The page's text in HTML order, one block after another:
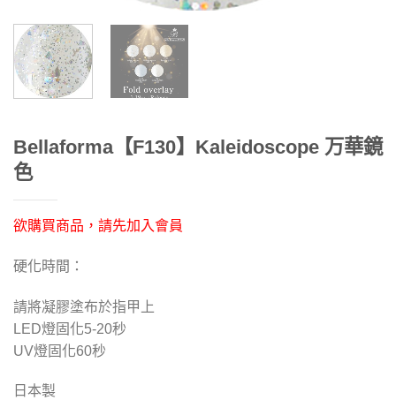
Bellaforma【F130】Kaleidoscope 万華鏡
色
欲購買商品，請先加入會員
硬化時間：
請將凝膠塗布於指甲上
LED燈固化5-20秒
UV燈固化60秒
日本製